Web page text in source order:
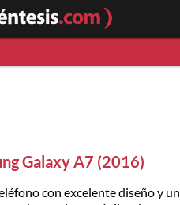
Galaxy A7 (2016)
con excelente diseño y un